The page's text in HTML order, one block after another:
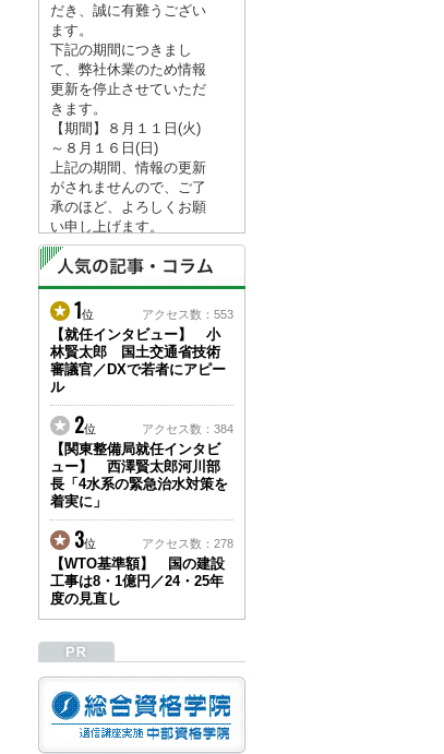
だき、誠に有難うござい
ます。
下記の期間につきまし
て、弊社休業のため情報
更新を停止させていただ
きます。
【期間】８月１１日(火)
～８月１６日(日)
上記の期間、情報の更新
がされませんので、ご了
承のほど、よろしくお願
い申し上げます。
なお、情報は８月１７日
(月)より登録されます。
2026/04/23
●ゴールデンウィークに
伴う情報更新停止のお知
らせ(05/02～05/10)●
ユーザー各位
建設資料館をご利用いた
だき、誠に有難うござい
ます。
下記の期間につきまし
て、弊社休業のため情報
更新を停止させていただ
きます。
【期間】５月２日(土)～
５月１０日(日)
上記の期間、情報の更新
がされませんので、ご了
い申し上げます。
から通常通り運営いたし
ます。
2025/12/22
1位 アクセス数：553
【就任インタビュー】 小
林賢太郎 国土交通省技術
審議官／DXで若者にアピー
ル
2位 アクセス数：384
【関東整備局就任インタビ
ュー】 西澤賢太郎河川部
長「4水系の緊急治水対策を
着実に」
3位 アクセス数：278
【WTO基準額】 国の建設
工事は8・1億円／24・25年
度の見直し